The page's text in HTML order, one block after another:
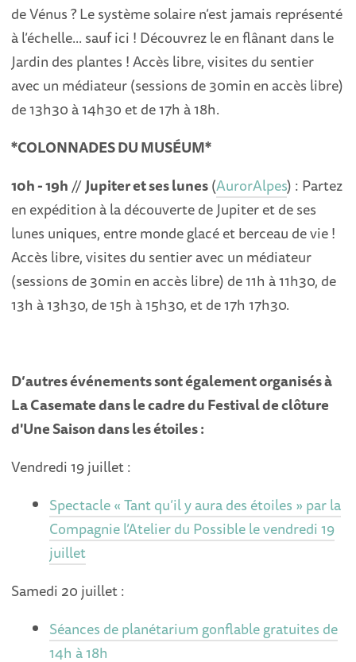
de Vénus ? Le système solaire n’est jamais représenté
à l’échelle... sauf ici ! Découvrez le en flânant dans le
Jardin des plantes ! Accès libre, visites du sentier
avec un médiateur (sessions de 30min en accès libre)
de 13h30 à 14h30 et de 17h à 18h.
*COLONNADES DU MUSÉUM*
10h - 19h//Jupiter et ses lunes(AurorAlpes) : Partez
en expédition à la découverte de Jupiter et de ses
lunes uniques, entre monde glacé et berceau de vie !
Accès libre, visites du sentier avec un médiateur
(sessions de 30min en accès libre) de 11h à 11h30, de
13h à 13h30, de 15h à 15h30, et de 17h 17h30.
D’autres événements sont également organisés à
La Casemate dans le cadre du Festival de clôture
d'Une Saison dans les étoiles :
Vendredi 19 juillet :
Spectacle « Tant qu’il y aura des étoiles » par la
Compagnie l’Atelier du Possible le vendredi 19
juillet
Samedi 20 juillet :
Séances de planétarium gonflable gratuites de
14h à 18h